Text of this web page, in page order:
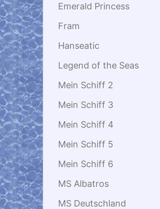
Emerald Princess
Fram
Hanseatic
Legend of the Seas
Mein Schiff 2
Mein Schiff 3
Mein Schiff 4
Mein Schiff 5
Mein Schiff 6
MS Albatros
MS Deutschland